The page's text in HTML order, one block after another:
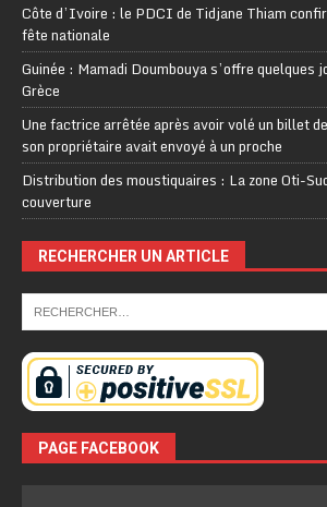
Côte d’Ivoire : le PDCI de Tidjane Thiam
fête nationale
Guinée : Mamadi Doumbouya s’offre quelques
Grèce
Une factrice arrêtée après avoir volé un billet
son propriétaire avait envoyé à un proche
Distribution des moustiquaires : La zone Oti-
couverture
RECHERCHER UN ARTICLE
PAGE FACEBOOK